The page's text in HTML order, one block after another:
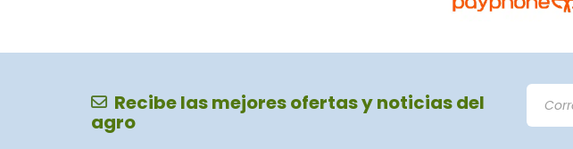
Recibe las mejores ofertas y noticias del
agro